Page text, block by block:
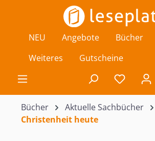
Zum Hauptinhalt springen
NEU Angebote Bücher
Weiteres
Gutscheine
Du
Bücher
Aktuelle Sachbücher
Christenheit heute